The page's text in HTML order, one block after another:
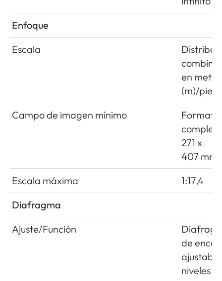
Enfoque
Escala
en
(m)/pies
Campo de imagen mínimo
Formato
271 x
407 mm
Escala máxima
1:17,4
Diafragma
Ajuste/Función
de
niveles